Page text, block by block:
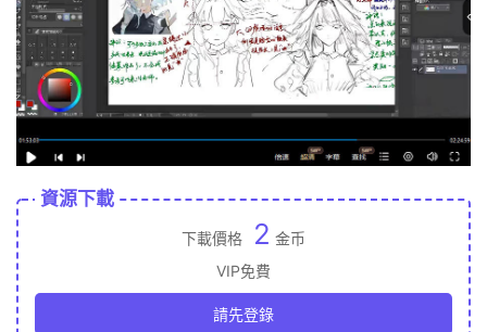
資源下載
下載價格 2 金币
VIP免費
請先登錄